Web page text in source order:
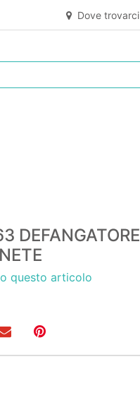
Dove trovarci
DEFANGATORE
questo articolo